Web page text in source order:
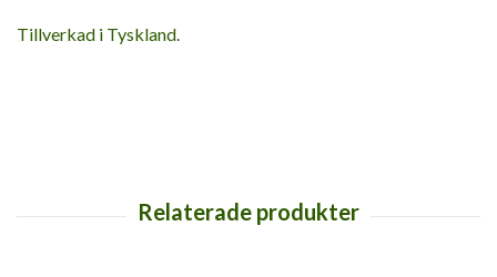
Tillverkad i Tyskland.